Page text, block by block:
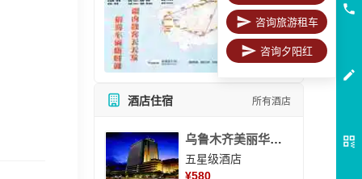
酒店住宿 所有酒店
乌鲁木齐美丽华大酒
五星级酒店
¥580
咨询旅游租车
咨询夕阳红